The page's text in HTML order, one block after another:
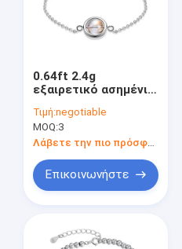
0.64ft 2.4g
εξαιρετικό ασημένιο
ρυθμιστών βραχιόλι
χαντρών βραχιολιών
S925 διευθετήσιμο
στρογγυλό
Τιμή:negotiable
MOQ:3
Επικοινωνήστε